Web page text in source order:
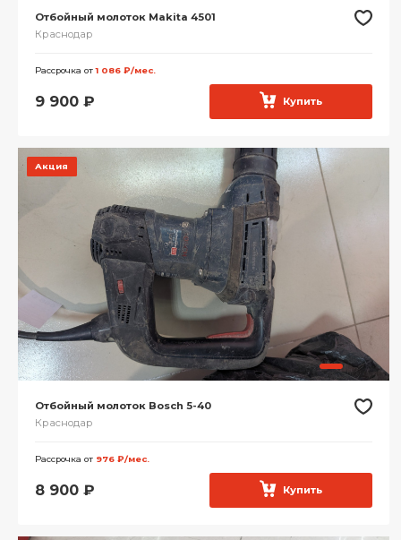
Отбойный молоток Makita 4501
Краснодар
Рассрочка от1 086 ₽/мес.
9 900 ₽ Купить
Акция
Отбойный молоток Bosch 5-40
Краснодар
Рассрочка от 976 ₽/мес.
8 900 ₽ Купить